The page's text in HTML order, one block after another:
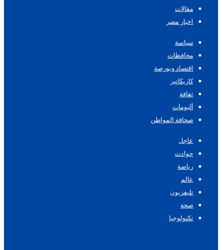
مقالات
اخبار مصر
سياسة
محافظات
اقتصاد وبورصة
كاريكاتير
ثقافة
ألبومات
صحافة المواطن
عاجل
حوادث
رياضة
عالم
تليفزيون
صحة
تكنولوجيا